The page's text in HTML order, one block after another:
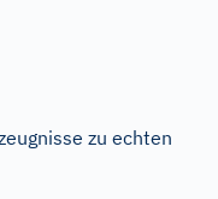
zu echten